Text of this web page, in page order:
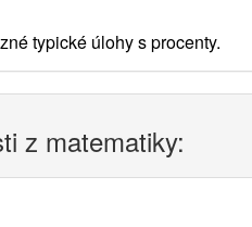
typické úlohy s procenty.
z matematiky: